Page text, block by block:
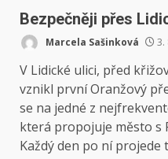
Bezpečněji přes
Marcela Sašinková 3.
V Lidické ulici, před
vznikl první Oranžový
se na jedné z
která propojuje město s
Každý den po ní projede